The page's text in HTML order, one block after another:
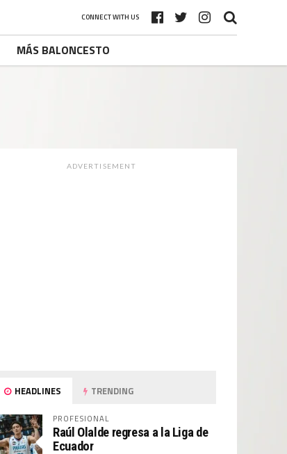
CONNECT WITH US
MÁS BALONCESTO
ADVERTISEMENT
HEADLINES TRENDING
PROFESIONAL
Raúl Olalde regresa a la Liga de
Ecuador